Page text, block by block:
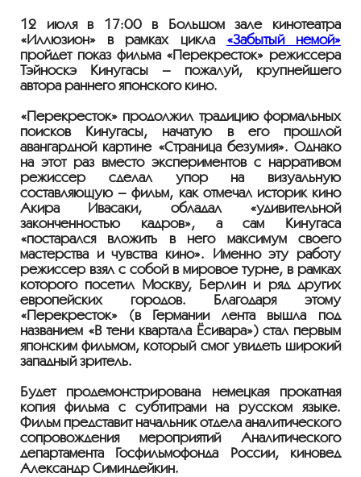
12 июля в 17:00 в Большом зале кинотеатра
«Иллюзион» в рамках цикла «Забытый немой»
пройдет показ фильма «Перекресток» режиссера
Тэйноскэ Кинугасы – пожалуй, крупнейшего
автора раннего японского кино.
«Перекресток» продолжил традицию формальных
поисков Кинугасы, начатую в его прошлой
авангардной картине «Страница безумия». Однако
на этот раз вместо экспериментов с нарративом
режиссер сделал упор на визуальную
составляющую – фильм, как отмечал историк кино
Акира Ивасаки, обладал «удивительной
законченностью кадров», а сам Кинугаса
«постарался вложить в него максимум своего
мастерства и чувства кино». Именно эту работу
режиссер взял с собой в мировое турне, в рамках
которого посетил Москву, Берлин и ряд других
европейских городов. Благодаря этому
«Перекресток» (в Германии лента вышла под
названием «В тени квартала Ёсивара») стал первым
японским фильмом, который смог увидеть широкий
западный зритель.
Будет продемонстрирована немецкая прокатная
копия фильма с субтитрами на русском языке.
Фильм представит начальник отдела аналитического
сопровождения мероприятий Аналитического
департамента Госфильмофонда России, киновед
Александр Симиндейкин.